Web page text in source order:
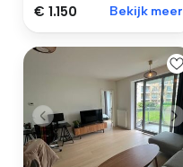
€ 1.150 Bekijk meer